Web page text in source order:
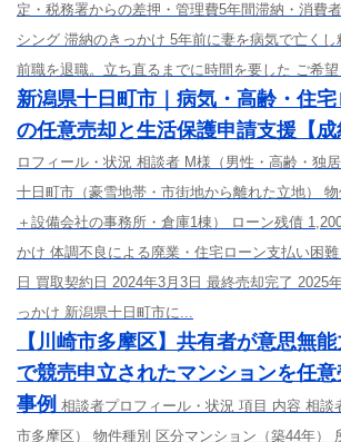
定・税務署からの差押・管理費5年間滞納・消費
シング 滞納のきっかけ 5年前に妻を病気で亡くし
前職を退職。立ち直るまでに時間を要した ご希
新潟県十日町市｜病気・高齢・住
の任意売却と生活保護申請支援【成
ロフィール・状況 相談者 M様（男性・高齢・独
十日町市（豪雪地帯・市街地から離れた立地）
＋設備会社の事務所・倉庫1棟） ローン残債
かけ 体調不良による廃業・住宅ローン支払い困
日 買取契約日 2024年3月3日 最終売却完了 2025
っかけ 新潟県十日町市に...
【川崎市多摩区】共有者が意思無
で競売申立されたマンションを任
事例 相談者プロフィール・状況 項目 内容 相談
市多摩区） 物件種別 区分マンション（築44年）